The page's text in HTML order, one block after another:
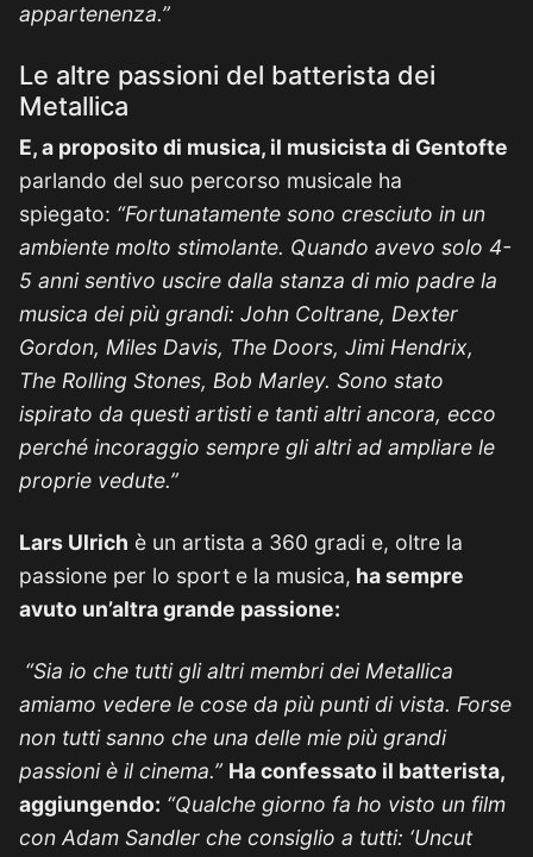
appartenenza.”
Le altre passioni del batterista dei
Metallica
E, a proposito di musica, il musicista di Gentofte
parlando del suo percorso musicale ha
spiegato: “Fortunatamente sono cresciuto in un
ambiente molto stimolante. Quando avevo solo 4-
5 anni sentivo uscire dalla stanza di mio padre la
musica dei più grandi: John Coltrane, Dexter
Gordon, Miles Davis, The Doors, Jimi Hendrix,
The Rolling Stones, Bob Marley. Sono stato
ispirato da questi artisti e tanti altri ancora, ecco
perché incoraggio sempre gli altri ad ampliare le
proprie vedute.”
Lars Ulrich è un artista a 360 gradi e, oltre la
passione per lo sport e la musica, ha sempre
avuto un’altra grande passione:
“Sia io che tutti gli altri membri dei Metallica
amiamo vedere le cose da più punti di vista. Forse
non tutti sanno che una delle mie più grandi
passioni è il cinema.” Ha confessato il batterista,
aggiungendo: “Qualche giorno fa ho visto un film
con Adam Sandler che consiglio a tutti: ‘Uncut